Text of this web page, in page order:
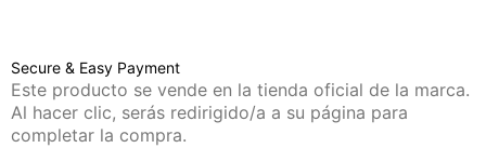
Secure & Easy Payment
Este producto se vende en la tienda oficial de la marca.
Al hacer clic, serás redirigido/a a su página para
completar la compra.